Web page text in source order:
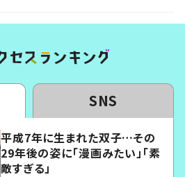
SNS
平成7年に生まれた双子…その
29年後の姿に「漫画みたい」「素
敵すぎる」